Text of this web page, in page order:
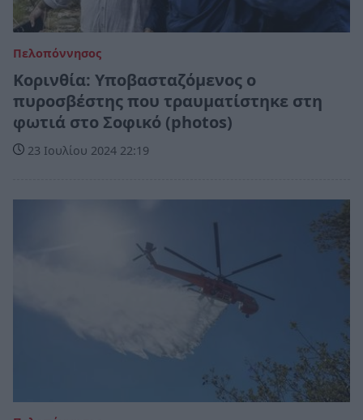
Πελοπόννησος
Κορινθία: Υποβασταζόμενος ο
πυροσβέστης που τραυματίστηκε στη
φωτιά στο Σοφικό (photos)
23 Ιουλίου 2024 22:19